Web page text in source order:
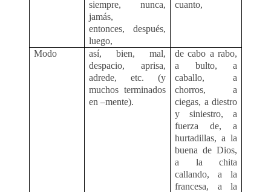
siempre, nunca,
jamás,
entonces, después,
luego,
cuanto,
Modo
así, bien, mal,
despacio, aprisa,
adrede, etc. (y
muchos terminados
en –mente).
de cabo a rabo,
a bulto, a
caballo, a
chorros, a
ciegas, a diestro
y siniestro, a
fuerza de, a
hurtadillas, a la
buena de Dios,
a la chita
callando, a la
francesa, a la